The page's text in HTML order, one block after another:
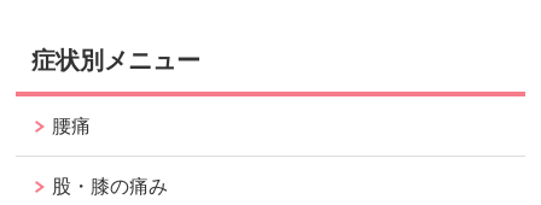
症状別メニュー
腰痛
股・膝の痛み